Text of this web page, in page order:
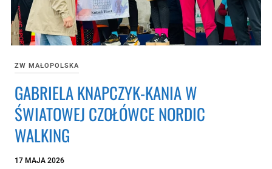
ZW MAŁOPOLSKA
GABRIELA KNAPCZYK-KANIA W
ŚWIATOWEJ CZOŁÓWCE NORDIC
WALKING
17 MAJA 2026